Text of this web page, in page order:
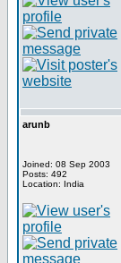
arunb
Joined: 08 Sep 2003
Posts: 492
Location: India